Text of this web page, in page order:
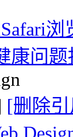
康问
[删除